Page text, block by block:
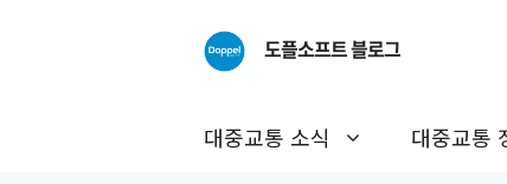
도플소프트 블로그
대중교통 소식 대중교통